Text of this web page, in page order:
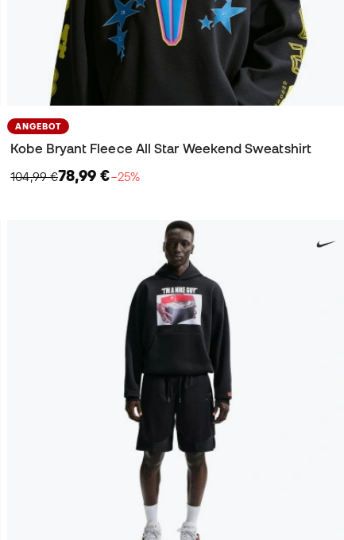
ANGEBOT
Kobe Bryant Fleece All Star Weekend Sweatshirt
104,99 €78,99 €−25%